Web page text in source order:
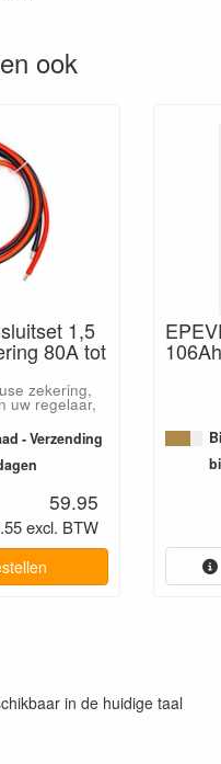
ook
1,5
80A tot
zekering,
uw regelaar,
- Verzending
59.95
excl. BTW
in de huidige taal